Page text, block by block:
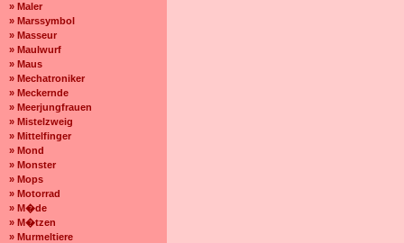
» Maler
» Marssymbol
» Masseur
» Maulwurf
» Maus
» Mechatroniker
» Meckernde
» Meerjungfrauen
» Mistelzweig
» Mittelfinger
» Mond
» Monster
» Mops
» Motorrad
» M�de
» M�tzen
» Murmeltiere